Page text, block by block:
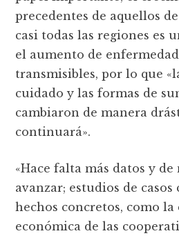
precedentes de aquellos
casi todas las regiones es
el aumento de
transmisibles, por lo que
cuidado y las formas de
cambiaron de manera
continuará».
«Hace falta más datos y
avanzar; estudios de
hechos concretos, como
económica de las